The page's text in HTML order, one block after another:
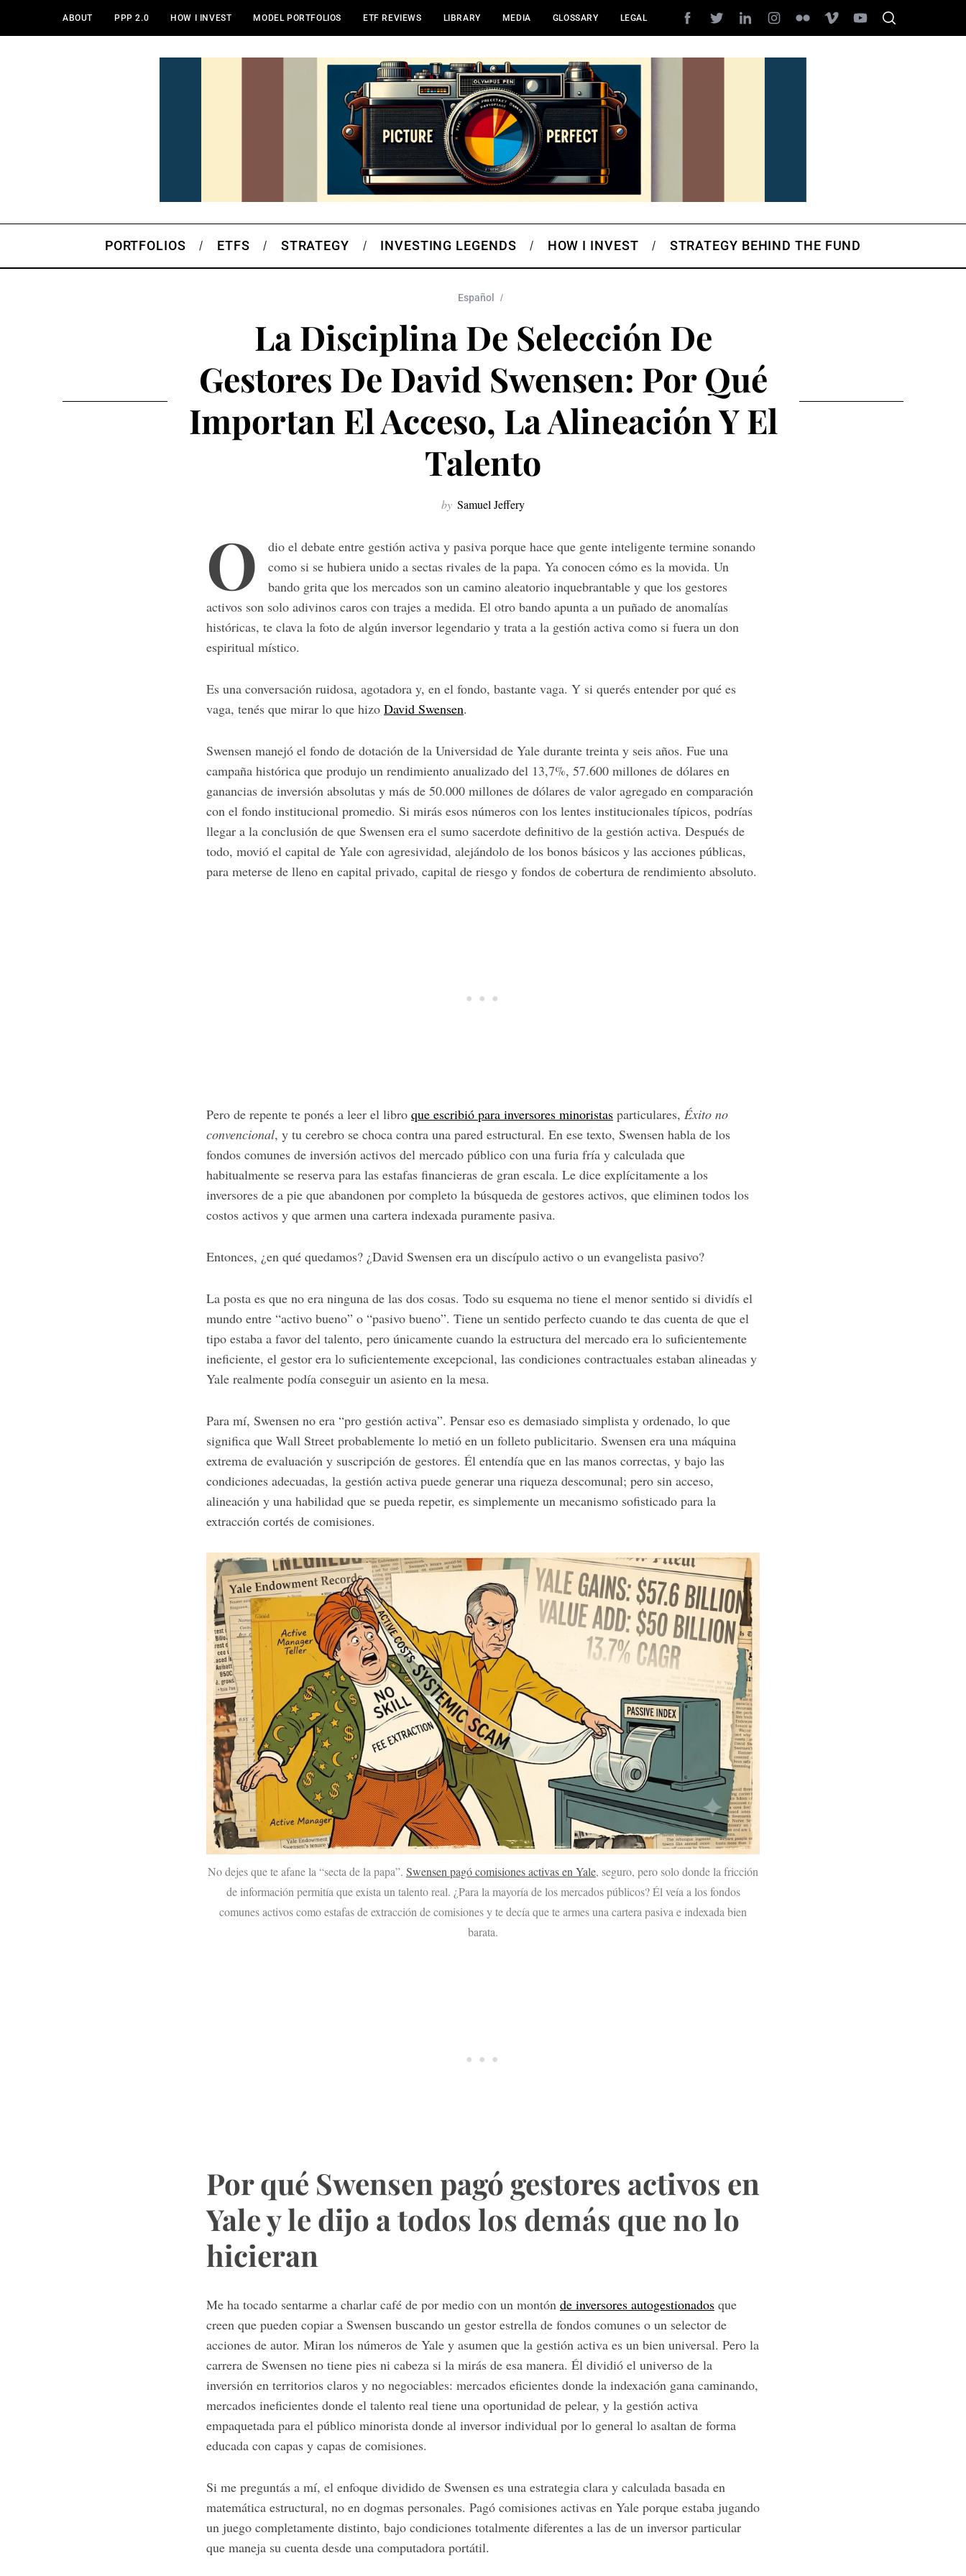
ABOUT PPP 2.0 HOW I INVEST MODEL PORTFOLIOS ETF REVIEWS LIBRARY MEDIA GLOSSARY LEGAL
PORTFOLIOS ETFS STRATEGY INVESTING LEGENDS HOW I INVEST STRATEGY BEHIND THE FUND
Español
La Disciplina De Selección De
Gestores De David Swensen: Por Qué
Importan El Acceso, La Alineación Y El
Talento
by Samuel Jeffery
O
dio el debate entre gestión activa y pasiva porque hace que gente inteligente termine sonando
como si se hubiera unido a sectas rivales de la papa. Ya conocen cómo es la movida. Un
bando grita que los mercados son un camino aleatorio inquebrantable y que los gestores
activos son solo adivinos caros con trajes a medida. El otro bando apunta a un puñado de anomalías
históricas, te clava la foto de algún inversor legendario y trata a la gestión activa como si fuera un don
espiritual místico.
Es una conversación ruidosa, agotadora y, en el fondo, bastante vaga. Y si querés entender por qué es
vaga, tenés que mirar lo que hizo David Swensen.
Swensen manejó el fondo de dotación de la Universidad de Yale durante treinta y seis años. Fue una
campaña histórica que produjo un rendimiento anualizado del 13,7%, 57.600 millones de dólares en
ganancias de inversión absolutas y más de 50.000 millones de dólares de valor agregado en comparación
con el fondo institucional promedio. Si mirás esos números con los lentes institucionales típicos, podrías
llegar a la conclusión de que Swensen era el sumo sacerdote definitivo de la gestión activa. Después de
todo, movió el capital de Yale con agresividad, alejándolo de los bonos básicos y las acciones públicas,
para meterse de lleno en capital privado, capital de riesgo y fondos de cobertura de rendimiento absoluto.
Pero de repente te ponés a leer el libro que escribió para inversores minoristas particulares, Éxito no
convencional, y tu cerebro se choca contra una pared estructural. En ese texto, Swensen habla de los
fondos comunes de inversión activos del mercado público con una furia fría y calculada que
habitualmente se reserva para las estafas financieras de gran escala. Le dice explícitamente a los
inversores de a pie que abandonen por completo la búsqueda de gestores activos, que eliminen todos los
costos activos y que armen una cartera indexada puramente pasiva.
Entonces, ¿en qué quedamos? ¿David Swensen era un discípulo activo o un evangelista pasivo?
La posta es que no era ninguna de las dos cosas. Todo su esquema no tiene el menor sentido si dividís el
mundo entre “activo bueno” o “pasivo bueno”. Tiene un sentido perfecto cuando te das cuenta de que el
tipo estaba a favor del talento, pero únicamente cuando la estructura del mercado era lo suficientemente
ineficiente, el gestor era lo suficientemente excepcional, las condiciones contractuales estaban alineadas y
Yale realmente podía conseguir un asiento en la mesa.
Para mí, Swensen no era “pro gestión activa”. Pensar eso es demasiado simplista y ordenado, lo que
significa que Wall Street probablemente lo metió en un folleto publicitario. Swensen era una máquina
extrema de evaluación y suscripción de gestores. Él entendía que en las manos correctas, y bajo las
condiciones adecuadas, la gestión activa puede generar una riqueza descomunal; pero sin acceso,
alineación y una habilidad que se pueda repetir, es simplemente un mecanismo sofisticado para la
extracción cortés de comisiones.
No dejes que te afane la “secta de la papa”. Swensen pagó comisiones activas en Yale, seguro, pero solo donde la fricción
de información permitía que exista un talento real. ¿Para la mayoría de los mercados públicos? Él veía a los fondos
comunes activos como estafas de extracción de comisiones y te decía que te armes una cartera pasiva e indexada bien
barata.
Por qué Swensen pagó gestores activos en
Yale y le dijo a todos los demás que no lo
hicieran
Me ha tocado sentarme a charlar café de por medio con un montón de inversores autogestionados que
creen que pueden copiar a Swensen buscando un gestor estrella de fondos comunes o un selector de
acciones de autor. Miran los números de Yale y asumen que la gestión activa es un bien universal. Pero la
carrera de Swensen no tiene pies ni cabeza si la mirás de esa manera. Él dividió el universo de la
inversión en territorios claros y no negociables: mercados eficientes donde la indexación gana caminando,
mercados ineficientes donde el talento real tiene una oportunidad de pelear, y la gestión activa
empaquetada para el público minorista donde al inversor individual por lo general lo asaltan de forma
educada con capas y capas de comisiones.
Si me preguntás a mí, el enfoque dividido de Swensen es una estrategia clara y calculada basada en
matemática estructural, no en dogmas personales. Pagó comisiones activas en Yale porque estaba jugando
un juego completamente distinto, bajo condiciones totalmente diferentes a las de un inversor particular
que maneja su cuenta desde una computadora portátil.